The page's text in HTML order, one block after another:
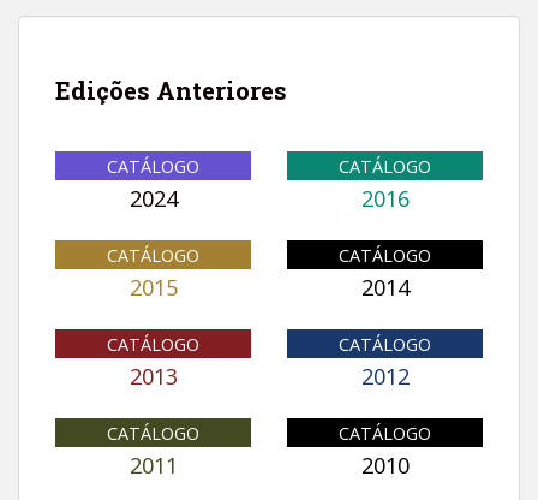
Edições Anteriores
CATÁLOGO
2024
CATÁLOGO
2016
CATÁLOGO
2015
CATÁLOGO
2014
CATÁLOGO
2013
CATÁLOGO
2012
CATÁLOGO
2011
CATÁLOGO
2010